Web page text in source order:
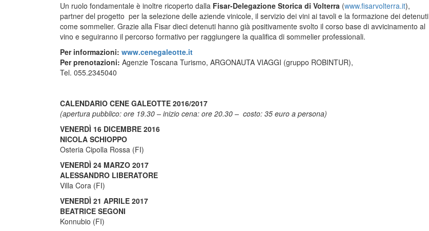
Un ruolo fondamentale è inoltre ricoperto dalla Fisar-Delegazione Storica di Volterra (www.fisarvolterra.it),
partner del progetto per la selezione delle aziende vinicole, il servizio dei vini ai tavoli e la formazione dei detenuti
come sommelier. Grazie alla Fisar dieci detenuti hanno già positivamente svolto il corso base di avvicinamento al
vino e seguiranno il percorso formativo per raggiungere la qualifica di sommelier professionali.
Per informazioni: www.cenegaleotte.it
Per prenotazioni: Agenzie Toscana Turismo, ARGONAUTA VIAGGI (gruppo ROBINTUR),
Tel. 055.2345040
CALENDARIO CENE GALEOTTE 2016/2017
(apertura pubblico: ore 19.30 – inizio cena: ore 20.30 – costo: 35 euro a persona)
VENERDÌ 16 DICEMBRE 2016
NICOLA SCHIOPPO
Osteria Cipolla Rossa (FI)
VENERDÌ 24 MARZO 2017
ALESSANDRO LIBERATORE
Villa Cora (FI)
VENERDÌ 21 APRILE 2017
BEATRICE SEGONI
Konnubio (FI)